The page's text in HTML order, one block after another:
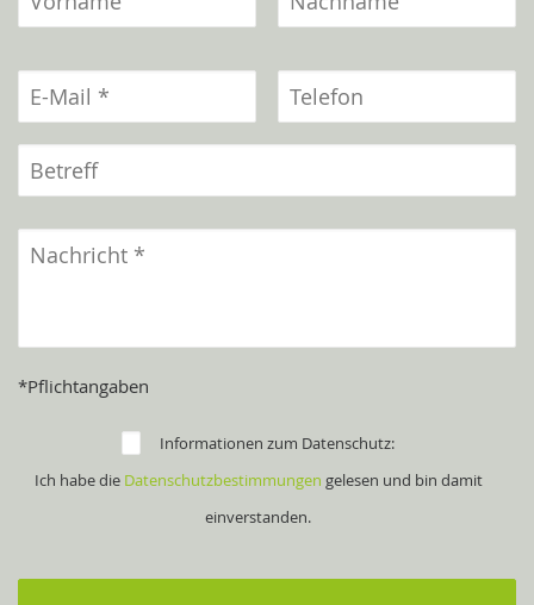
*Pflichtangaben
Informationen zum Datenschutz:
Ich habe die Datenschutzbestimmungen gelesen und bin damit
einverstanden.